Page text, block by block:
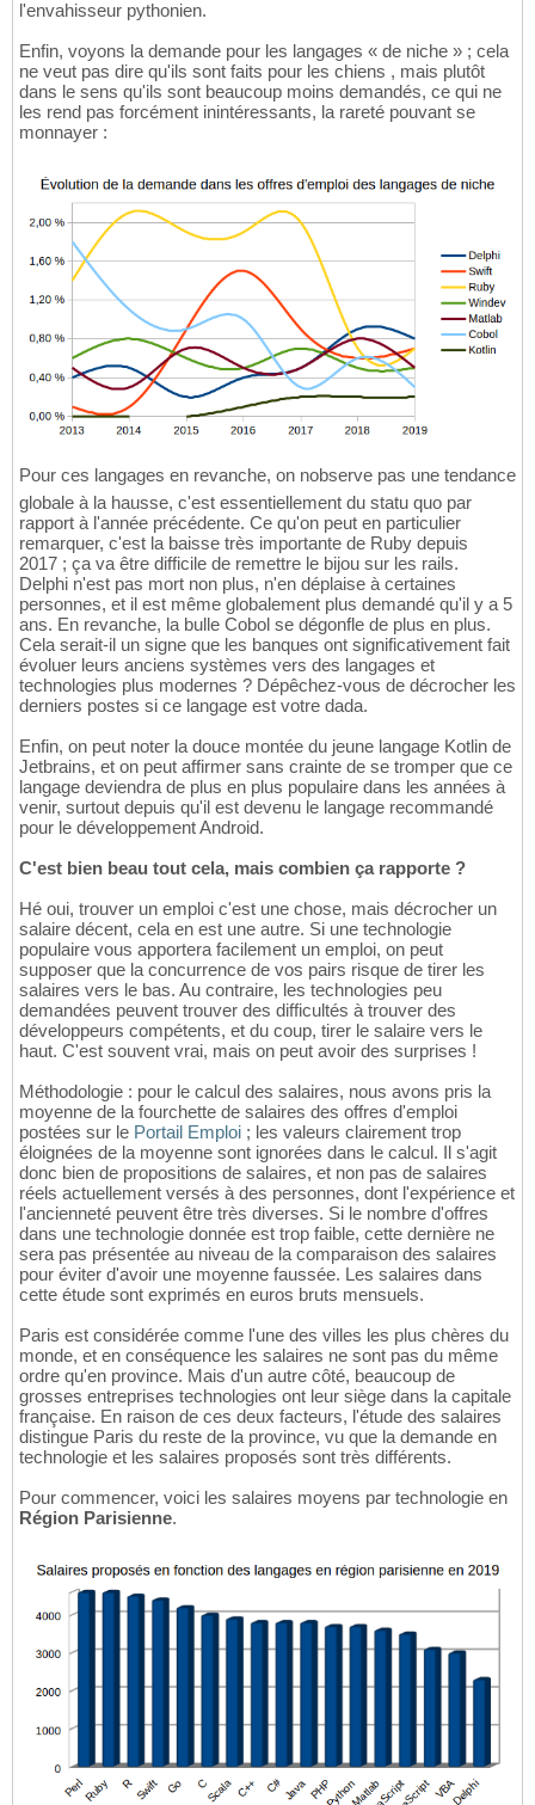
l'envahisseur pythonien.
Enfin, voyons la demande pour les langages « de niche » ; cela
ne veut pas dire qu'ils sont faits pour les chiens , mais plutôt
dans le sens qu'ils sont beaucoup moins demandés, ce qui ne
les rend pas forcément inintéressants, la rareté pouvant se
monnayer :
Pour ces langages en revanche, on nobserve pas une tendance
globale à la hausse, c'est essentiellement du statu quo par
rapport à l'année précédente. Ce qu'on peut en particulier
remarquer, c'est la baisse très importante de Ruby depuis
2017 ; ça va être difficile de remettre le bijou sur les rails.
Delphi n'est pas mort non plus, n'en déplaise à certaines
personnes, et il est même globalement plus demandé qu'il y a 5
ans. En revanche, la bulle Cobol se dégonfle de plus en plus.
Cela serait-il un signe que les banques ont significativement fait
évoluer leurs anciens systèmes vers des langages et
technologies plus modernes ? Dépêchez-vous de décrocher les
derniers postes si ce langage est votre dada.
Enfin, on peut noter la douce montée du jeune langage Kotlin de
Jetbrains, et on peut affirmer sans crainte de se tromper que ce
langage deviendra de plus en plus populaire dans les années à
venir, surtout depuis qu'il est devenu le langage recommandé
pour le développement Android.
C'est bien beau tout cela, mais combien ça rapporte ?
Hé oui, trouver un emploi c'est une chose, mais décrocher un
salaire décent, cela en est une autre. Si une technologie
populaire vous apportera facilement un emploi, on peut
supposer que la concurrence de vos pairs risque de tirer les
salaires vers le bas. Au contraire, les technologies peu
demandées peuvent trouver des difficultés à trouver des
développeurs compétents, et du coup, tirer le salaire vers le
haut. C'est souvent vrai, mais on peut avoir des surprises !
Méthodologie : pour le calcul des salaires, nous avons pris la
moyenne de la fourchette de salaires des offres d'emploi
postées sur le Portail Emploi ; les valeurs clairement trop
éloignées de la moyenne sont ignorées dans le calcul. Il s'agit
donc bien de propositions de salaires, et non pas de salaires
réels actuellement versés à des personnes, dont l'expérience et
l'ancienneté peuvent être très diverses. Si le nombre d'offres
dans une technologie donnée est trop faible, cette dernière ne
sera pas présentée au niveau de la comparaison des salaires
pour éviter d'avoir une moyenne faussée. Les salaires dans
cette étude sont exprimés en euros bruts mensuels.
Paris est considérée comme l'une des villes les plus chères du
monde, et en conséquence les salaires ne sont pas du même
ordre qu'en province. Mais d'un autre côté, beaucoup de
grosses entreprises technologies ont leur siège dans la capitale
française. En raison de ces deux facteurs, l'étude des salaires
distingue Paris du reste de la province, vu que la demande en
technologie et les salaires proposés sont très différents.
Pour commencer, voici les salaires moyens par technologie en
Région Parisienne.